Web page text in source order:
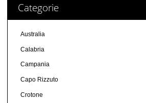
Categorie
Australia
Calabria
Campania
Capo Rizzuto
Crotone